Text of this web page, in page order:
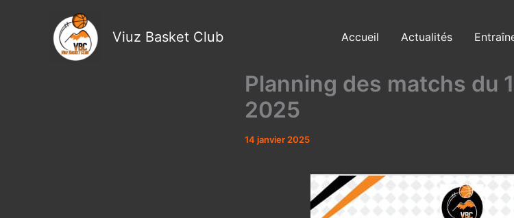
Viuz Basket Club Accueil Actualités
Planning des matchs du
2025
14 janvier 2025